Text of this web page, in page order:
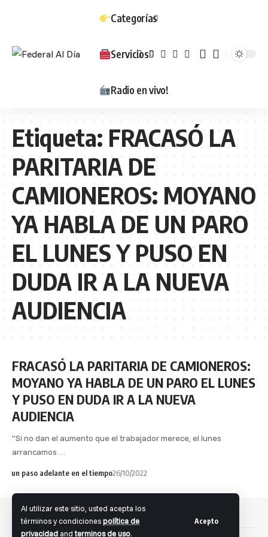
Al utilizar este sitio, usted acepta los
términos y condicionespolítica de
privacidad andterminos de uso.
Acepto
Categorías
Servicios
Radio en vivo!
Etiqueta: FRACASÓ LA
PARITARIA DE
CAMIONEROS: MOYANO
YA HABLA DE UN PARO
EL LUNES Y PUSO EN
DUDA IR A LA NUEVA
AUDIENCIA
FRACASÓ LA PARITARIA DE CAMIONEROS:
MOYANO YA HABLA DE UN PARO EL LUNES
Y PUSO EN DUDA IR A LA NUEVA
AUDIENCIA
"Si no dan el aumento que el trabajador merece, el lunes
arrancamos…
un paso adelante en el tiempo26/10/2022